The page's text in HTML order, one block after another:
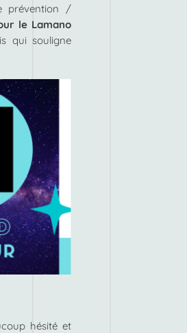
prévention /
le Lamano
qui souligne
hésité et